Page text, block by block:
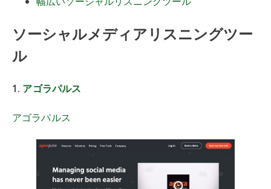
ソーシャルメディアリスニングツー
ル
1. アゴラパルス
アゴラパルス